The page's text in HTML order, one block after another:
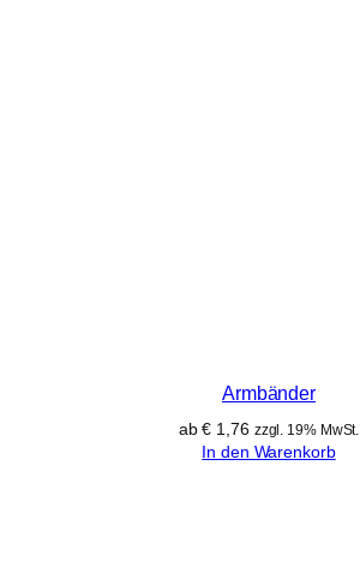
Armbänder
ab€ 1,76 zzgl. 19% MwSt.
In den Warenkorb